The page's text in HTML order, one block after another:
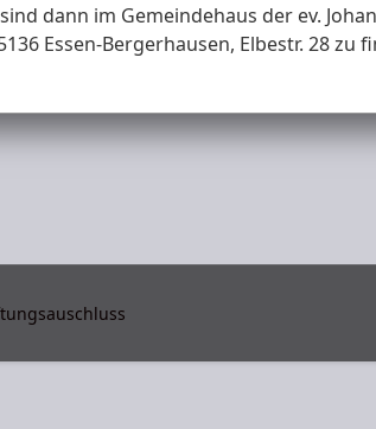
dann im Gemeindehaus der ev.
Essen-Bergerhausen, Elbestr. 28 zu